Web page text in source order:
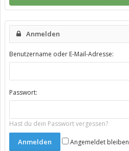
Anmelden
Benutzername oder E-Mail-Adresse:
Passwort:
Hast du dein Passwort vergessen?
Angemeldet bleiben